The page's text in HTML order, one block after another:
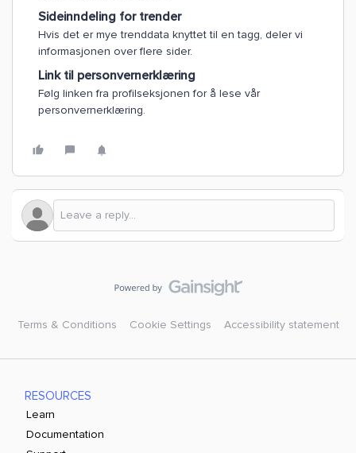
Sideinndeling for trender
Hvis det er mye trenddata knyttet til en tagg, deler vi
informasjonen over flere sider.
Link til personvernerklæring
Følg linken fra profilseksjonen for å lese vår
personvernerklæring.
Terms & Conditions Cookie Settings Accessibility statement
RESOURCES
Learn
Documentation